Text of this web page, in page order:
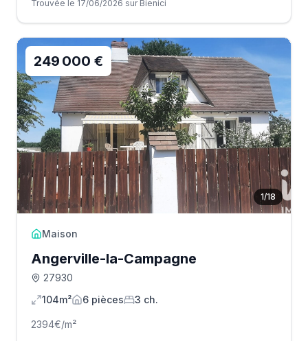
Trouvée le 17/06/2026 sur Bienici
1/18
249 000 €
Maison
Angerville-la-Campagne
27930
104m²
6 pièces 3 ch.
2394€/m²